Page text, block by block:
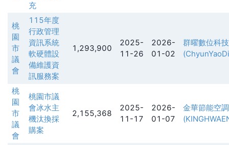
充
桃
園
市
議
會
115年度
行政管理
資訊系統
軟硬體設
備維護資
訊服務案
1,293,900
2025-
11-26
2026-
01-02
群曜數位科
桃
園
市
議
會
桃園市議
會冰水主
機汰換採
購案
2,155,368
2025-
11-17
2026-
01-07
金華節能空